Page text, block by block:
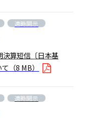
適時開示
決算短信〔日本基
（8 MB）
適時開示